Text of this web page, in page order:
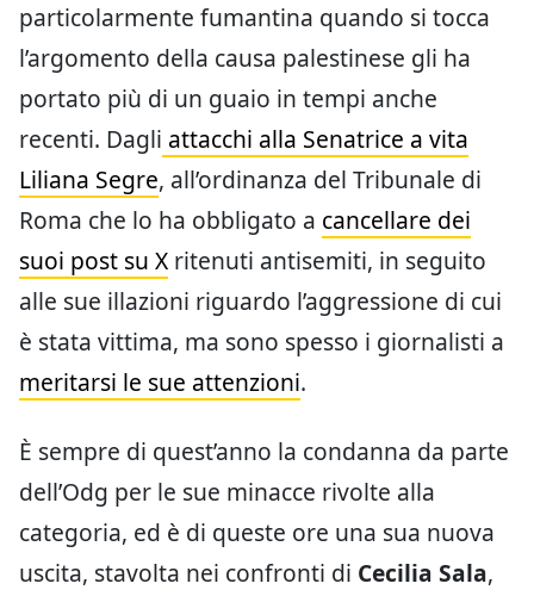
particolarmente fumantina quando si tocca
l’argomento della causa palestinese gli ha
portato più di un guaio in tempi anche
recenti. Dagli attacchi alla Senatrice a vita
Liliana Segre, all’ordinanza del Tribunale di
Roma che lo ha obbligato a cancellare dei
suoi post su X ritenuti antisemiti, in seguito
alle sue illazioni riguardo l’aggressione di cui
è stata vittima, ma sono spesso i giornalisti a
meritarsi le sue attenzioni.
È sempre di quest’anno la condanna da parte
dell’Odg per le sue minacce rivolte alla
categoria, ed è di queste ore una sua nuova
uscita, stavolta nei confronti di Cecilia Sala,